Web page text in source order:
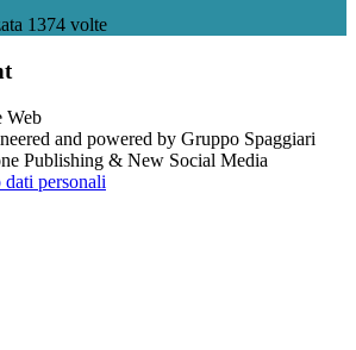
1374 volte
and powered by Gruppo Spaggiari
Publishing & New Social Media
personali